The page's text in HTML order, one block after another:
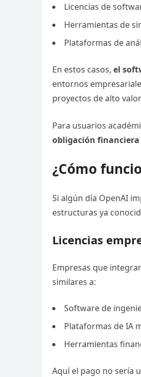
Licencias de
Herramientas de
Plataformas de
En estos casos, el
entornos
proyectos de alto
Para usuarios
obligación
¿Cómo
Si algún día OpenAI
estructuras ya
Licencias
Empresas que
similares a:
Software de
Plataformas de IA
Herramientas
Aquí el pago no sería